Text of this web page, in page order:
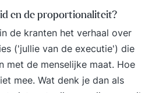
Onderwerpen:
• Businesscases
onderbouwen
verbeteracties Als
Financieel Management
en de proportionaliteit?
de kranten het verhaal over
('jullie van de executie') die
met de menselijke maat. Hoe
mee. Wat denk je dan als